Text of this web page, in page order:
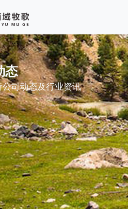
态
公司动态及行业资讯